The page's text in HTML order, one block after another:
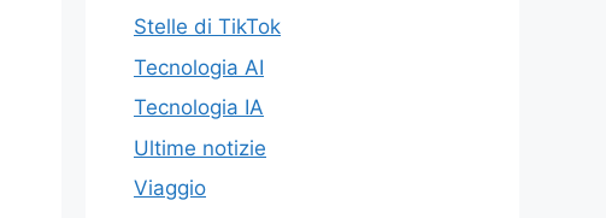
Stelle di TikTok
Tecnologia AI
Tecnologia IA
Ultime notizie
Viaggio